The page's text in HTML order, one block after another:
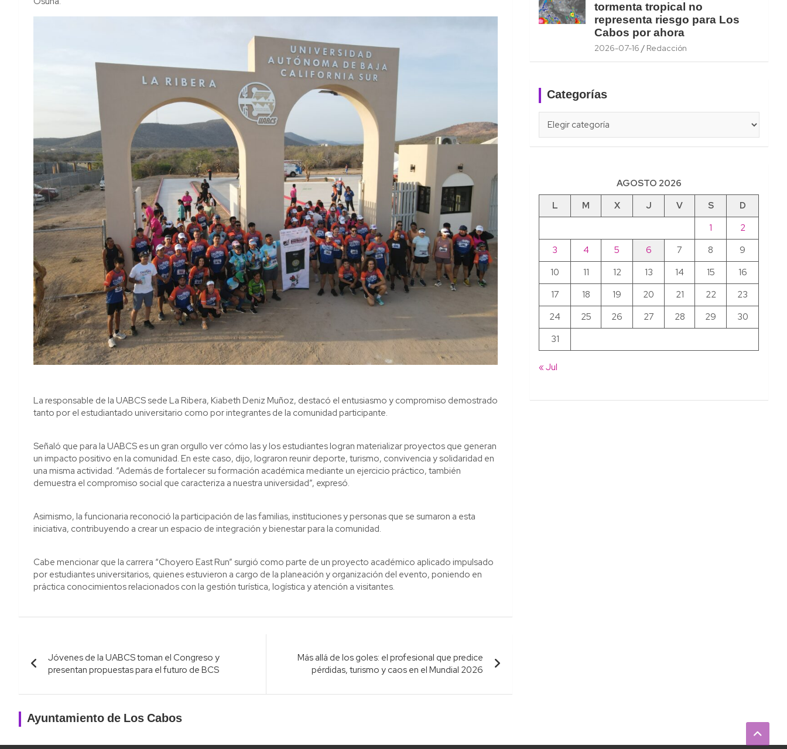
La responsable de la UABCS sede La Ribera, Kiabeth Deniz Muñoz, destacó el entusiasmo y compromiso demostrado
tanto por el estudiantado universitario como por integrantes de la comunidad participante.
Señaló que para la UABCS es un gran orgullo ver cómo las y los estudiantes logran materializar proyectos que generan
un impacto positivo en la comunidad. En este caso, dijo, lograron reunir deporte, turismo, convivencia y solidaridad en
una misma actividad. “Además de fortalecer su formación académica mediante un ejercicio práctico, también
demuestra el compromiso social que caracteriza a nuestra universidad”, expresó.
Asimismo, la funcionaria reconoció la participación de las familias, instituciones y personas que se sumaron a esta
iniciativa, contribuyendo a crear un espacio de integración y bienestar para la comunidad.
Cabe mencionar que la carrera “Choyero East Run” surgió como parte de un proyecto académico aplicado impulsado
por estudiantes universitarios, quienes estuvieron a cargo de la planeación y organización del evento, poniendo en
práctica conocimientos relacionados con la gestión turística, logística y atención a visitantes.
Navegación
de
entradas
Jóvenes de la UABCS toman el Congreso y
presentan propuestas para el futuro de BCS
Más allá de los goles: el profesional que predice
pérdidas, turismo y caos en el Mundial 2026
tormenta tropical no
representa riesgo para Los
Cabos por ahora
2026-07-16 Redacción
Categorías
AGOSTO 2026
L
M X J V S
D
1
2
3
4 5 6 7 8
9
10
11 12 13 14 15
16
17
18 19 20 21 22
23
24
25 26 27 28 29
30
31
« Jul
Ayuntamiento de Los Cabos